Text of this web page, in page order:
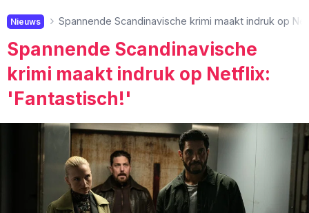
Nieuws Spannende Scandinavische krimi maakt indruk op
Spannende Scandinavische
krimi maakt indruk op Netflix:
'Fantastisch!'